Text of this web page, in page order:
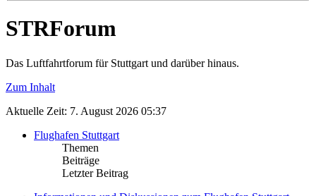
STRForum
Das Luftfahrtforum für Stuttgart und darüber hinaus.
Zum Inhalt
Aktuelle Zeit: 7. August 2026 05:37
Flughafen Stuttgart
Themen
Beiträge
Letzter Beitrag